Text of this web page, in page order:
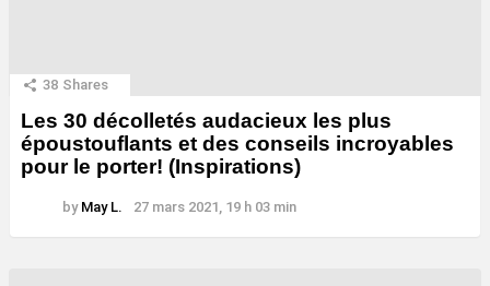
38 Shares
Les 30 décolletés audacieux les plus
époustouflants et des conseils incroyables
pour le porter! (Inspirations)
by May L. 27 mars 2021, 19 h 03 min